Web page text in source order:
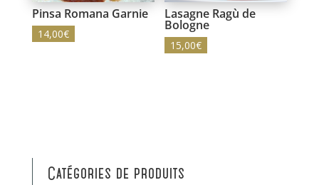
Pinsa Romana Garnie
14,00€
Lasagne Ragù de
Bologne
15,00€
Catégories de produits